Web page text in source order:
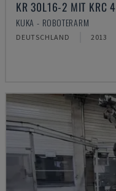
KR 30L16-2 MIT KRC 4
KUKA - ROBOTERARM
DEUTSCHLAND 2013